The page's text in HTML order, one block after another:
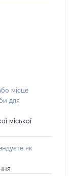
місце
для
міської
як